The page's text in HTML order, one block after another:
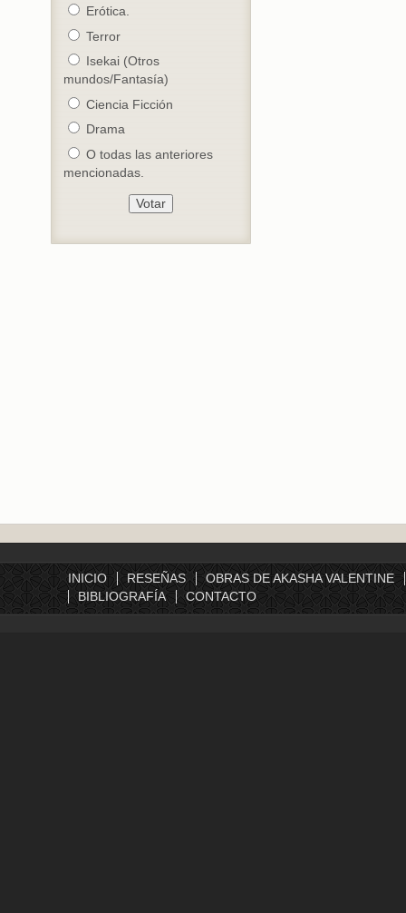
Erótica.
Terror
Isekai (Otros
mundos/Fantasía)
Ciencia Ficción
Drama
O todas las anteriores
mencionadas.
INICIO RESEÑAS
OBRAS DE AKASHA VALENTINE
BIBLIOGRAFÍA
CONTACTO